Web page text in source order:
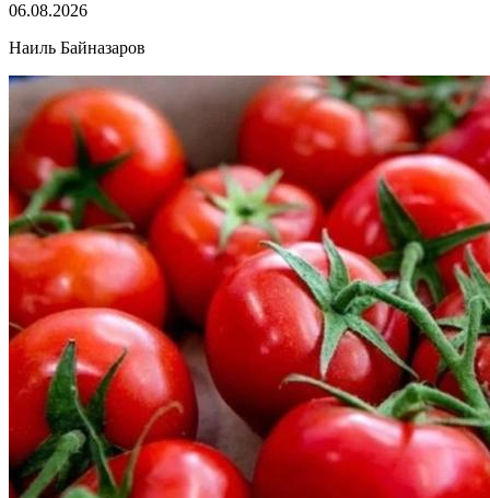
06.08.2026
Наиль Байназаров